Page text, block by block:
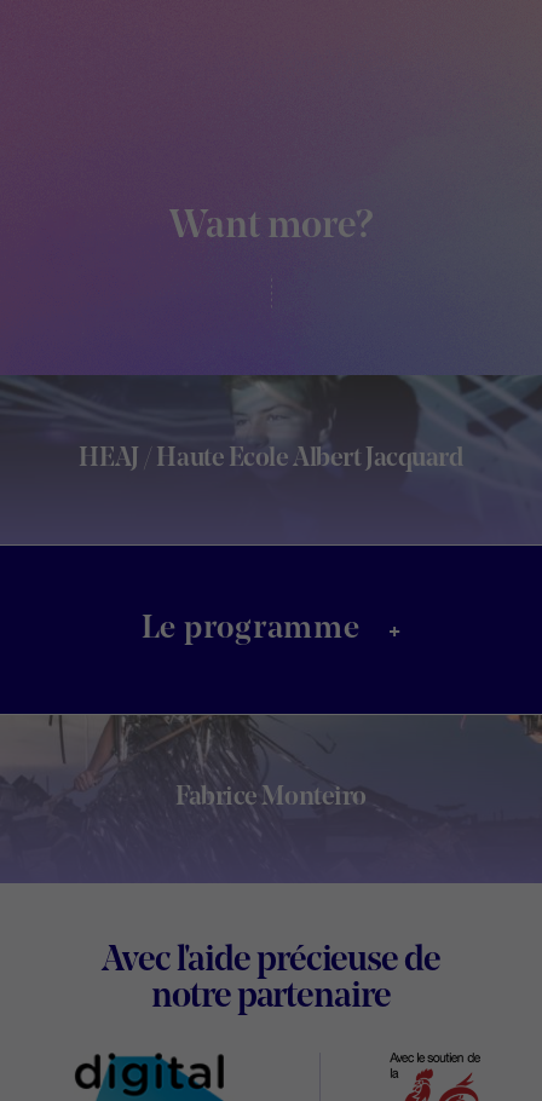
Want more?
HEAJ / Haute Ecole Albert Jacquard
Le programme +
Fabrice Monteiro
Avec l'aide précieuse de
notre partenaireDigital